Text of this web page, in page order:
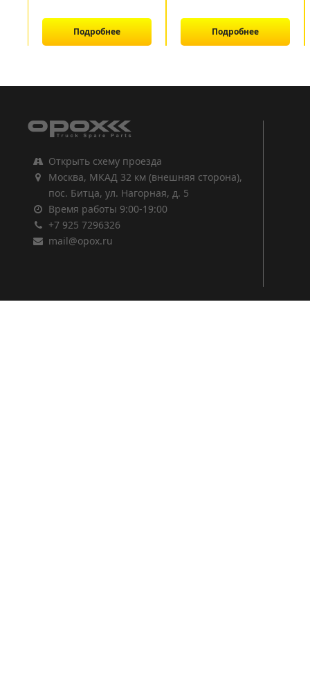
Подробнее Подробнее
Открыть схему проезда
Москва, МКАД 32 км (внешняя сторона),
пос. Битца, ул. Нагорная, д. 5
Время работы 9:00-19:00
+7 925 7296326
mail@opox.ru